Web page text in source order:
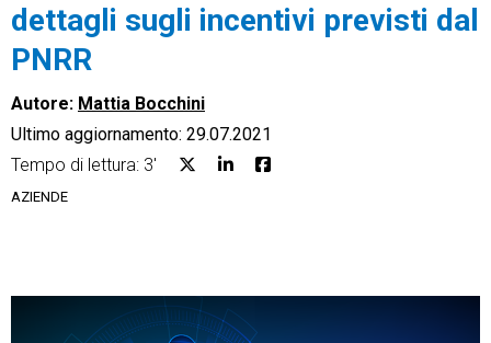
Ecommerce
Financial Solutions
dettagli sugli incentivi previsti dal
PNRR
Autore: Mattia Bocchini
Ultimo aggiornamento: 29.07.2021
Tempo di lettura: 3'
AZIENDE